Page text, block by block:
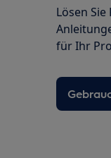
Lösen
für Ihr